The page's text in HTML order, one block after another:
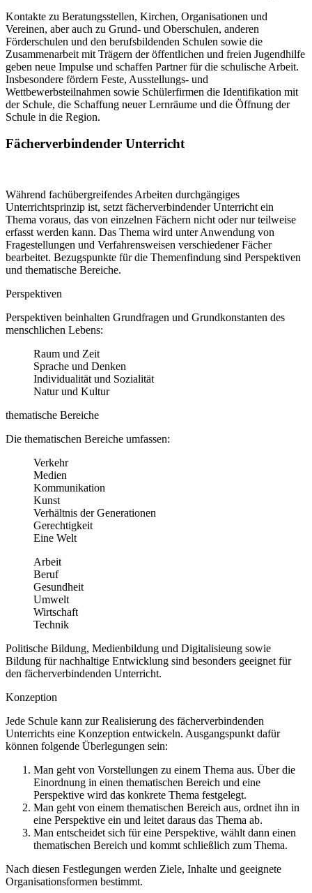
Kontakte zu Beratungsstellen, Kirchen, Organisationen und
Vereinen, aber auch zu Grund- und Oberschulen, anderen
Förderschulen und den berufsbildenden Schulen sowie die
Zusammenarbeit mit Trägern der öffentlichen und freien Jugendhilfe
geben neue Impulse und schaffen Partner für die schulische Arbeit.
Insbesondere fördern Feste, Ausstellungs- und
Wettbewerbsteilnahmen sowie Schülerfirmen die Identifikation mit
der Schule, die Schaffung neuer Lernräume und die Öffnung der
Schule in die Region.
Fächerverbindender Unterricht
Während fachübergreifendes Arbeiten durchgängiges
Unterrichtsprinzip ist, setzt fächerverbindender Unterricht ein
Thema voraus, das von einzelnen Fächern nicht oder nur teilweise
erfasst werden kann. Das Thema wird unter Anwendung von
Fragestellungen und Verfahrensweisen verschiedener Fächer
bearbeitet. Bezugspunkte für die Themenfindung sind Perspektiven
und thematische Bereiche.
Perspektiven
Perspektiven beinhalten Grundfragen und Grundkonstanten des
menschlichen Lebens:
Raum und Zeit
Sprache und Denken
Individualität und Sozialität
Natur und Kultur
thematische Bereiche
Die thematischen Bereiche umfassen:
Verkehr
Medien
Kommunikation
Kunst
Verhältnis der Generationen
Gerechtigkeit
Eine Welt
Arbeit
Beruf
Gesundheit
Umwelt
Wirtschaft
Technik
Politische Bildung, Medienbildung und Digitalisieung sowie
Bildung für nachhaltige Entwicklung sind besonders geeignet für
den fächerverbindenden Unterricht.
Konzeption
Jede Schule kann zur Realisierung des fächerverbindenden
Unterrichts eine Konzeption entwickeln. Ausgangspunkt dafür
können folgende Überlegungen sein:
Man geht von Vorstellungen zu einem Thema aus. Über die
Einordnung in einen thematischen Bereich und eine
Perspektive wird das konkrete Thema festgelegt.
Man geht von einem thematischen Bereich aus, ordnet ihn in
eine Perspektive ein und leitet daraus das Thema ab.
Man entscheidet sich für eine Perspektive, wählt dann einen
thematischen Bereich und kommt schließlich zum Thema.
Nach diesen Festlegungen werden Ziele, Inhalte und geeignete
Organisationsformen bestimmt.